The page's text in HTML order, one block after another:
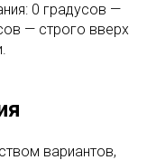
0 градусов —
— строго вверх
вариантов,